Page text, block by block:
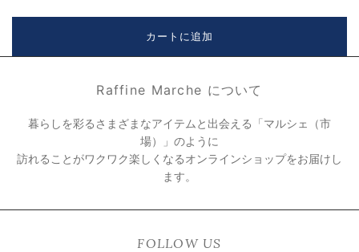
カートに追加
Raffine Marche について
暮らしを彩るさまざまなアイテムと出会える「マルシェ（市
場）」のように
訪れることがワクワク楽しくなるオンラインショップをお届けし
ます。
FOLLOW US